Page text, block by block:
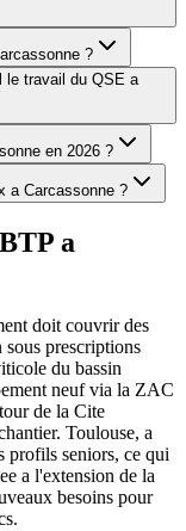
?
le travail du QSE a
en 2026 ?
a Carcassonne ?
a
doit couvrir des
prescriptions
du bassin
neuf via la ZAC
de la Cite
Toulouse, a
profils seniors, ce qui
a l'extension de la
besoins pour